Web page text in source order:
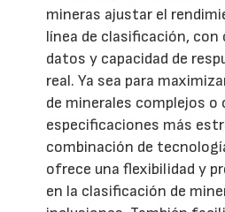
mineras ajustar el
línea de clasificación,
datos y capacidad de
real. Ya sea para
de minerales complejos o
especificaciones más
combinación de
ofrece una flexibilidad y
en la clasificación de